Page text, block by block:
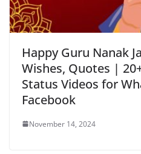
Happy Guru Nanak
Wishes, Quotes |
Status Videos for
Facebook
November 14, 2024